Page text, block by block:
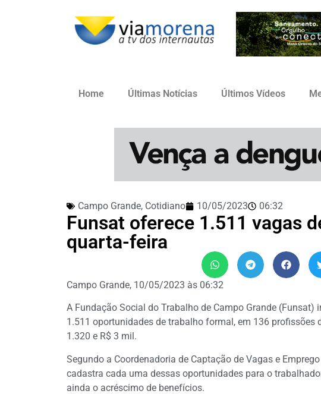
Home Últimas Notícias Últimos Vídeos
Campo Grande, Cotidiano 10/05/2023 06:32
Funsat oferece 1.511 vagas
quarta-feira
Campo Grande, 10/05/2023 às 06:32
A Fundação Social do Trabalho de Campo Grande
1.511 oportunidades de trabalho formal, em 136 profissões
1.320 e R$ 3 mil.
Segundo a Coordenadoria de Captação de Vagas e
cadastra cada uma dessas oportunidades para o
ainda o acréscimo de benefícios.